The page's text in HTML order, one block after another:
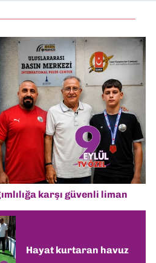
karşı güvenli liman
Hayat kurtaran havuz